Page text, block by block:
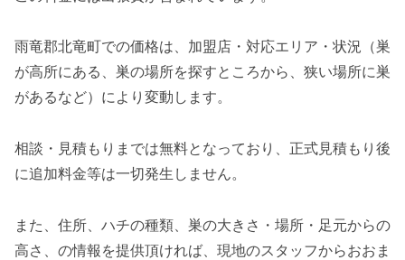
雨竜郡北竜町での価格は、加盟店・対応エリア・状況（巣
が高所にある、巣の場所を探すところから、狭い場所に巣
があるなど）により変動します。
相談・見積もりまでは無料となっており、正式見積もり後
に追加料金等は一切発生しません。
また、住所、ハチの種類、巣の大きさ・場所・足元からの
高さ、の情報を提供頂ければ、現地のスタッフからおおま